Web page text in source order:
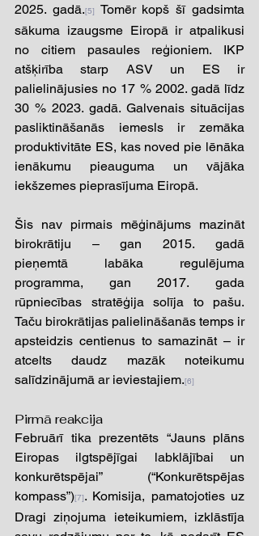
2025. gadā.[5]
Tomēr kopš šī gadsimta
sākuma izaugsme Eiropā ir atpalikusi
no citiem pasaules reģioniem. IKP
atšķirība starp ASV un ES ir
palielinājusies no 17 % 2002. gadā līdz
30 % 2023. gadā. Galvenais situācijas
pasliktināšanās iemesls ir zemāka
produktivitāte ES, kas noved pie lēnāka
ienākumu pieauguma un vājāka
iekšzemes pieprasījuma Eiropā.
Šis nav pirmais mēģinājums mazināt
birokrātiju – gan 2015. gadā
pieņemtā labāka regulējuma
programma, gan 2017. gada
rūpniecības stratēģija solīja to pašu.
Taču birokrātijas palielināšanās temps ir
apsteidzis centienus to samazināt – ir
atcelts daudz mazāk noteikumu
salīdzinājumā ar ieviestajiem.[6]
Pirmā reakcija
Februārī tika prezentēts “Jauns plāns
Eiropas ilgtspējīgai labklājībai un
konkurētspējai” (“Konkurētspējas
kompass”)[7]. Komisija, pamatojoties uz
Dragi ziņojuma ieteikumiem, izklāstīja